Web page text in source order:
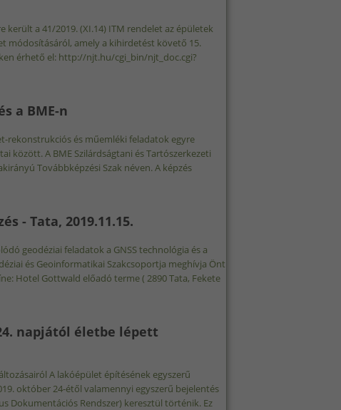
került a 41/2019. (XI.14) ITM rendelet az épületek
módosításáról, amely a kihirdetést követő 15.
érhető el: http://njt.hu/cgi_bin/njt_doc.cgi?
KAPCSOLATOSAN
a BME-n
rekonstrukciós és műemléki feladatok egyre
között. A BME Szilárdságtani és Tartószerkezeti
Továbbképzési Szak néven. A képzés
KÉPZÉS A BME-N TARTALOMMAL KAPCSOLATOSAN
- Tata, 2019.11.15.
geodéziai feladatok a GNSS technológia és a
és Geoinformatikai Szakcsoportja meghívja Önt
Hotel Gottwald előadó terme ( 2890 Tata, Fekete
- TATA, 2019.11.15. TARTALOMMAL KAPCSOLATOSAN
napjától életbe lépett
A lakóépület építésének egyszerű
október 24-étől valamennyi egyszerű bejelentés
Dokumentációs Rendszer) keresztül történik. Ez